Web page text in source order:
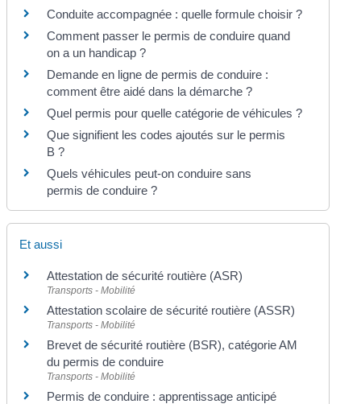
Conduite accompagnée : quelle formule choisir ?
Comment passer le permis de conduire quand
on a un handicap ?
Demande en ligne de permis de conduire :
comment être aidé dans la démarche ?
Quel permis pour quelle catégorie de véhicules ?
Que signifient les codes ajoutés sur le permis
B ?
Quels véhicules peut-on conduire sans
permis de conduire ?
Et aussi
Attestation de sécurité routière (ASR)
Transports - Mobilité
Attestation scolaire de sécurité routière (ASSR)
Transports - Mobilité
Brevet de sécurité routière (BSR), catégorie AM
du permis de conduire
Transports - Mobilité
Permis de conduire : apprentissage anticipé